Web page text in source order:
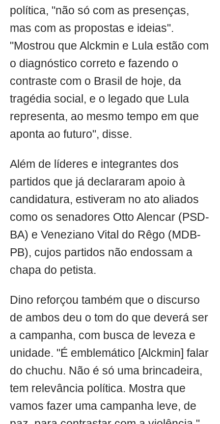
política, "não só com as presenças,
mas com as propostas e ideias".
"Mostrou que Alckmin e Lula estão com
o diagnóstico correto e fazendo o
contraste com o Brasil de hoje, da
tragédia social, e o legado que Lula
representa, ao mesmo tempo em que
aponta ao futuro", disse.
Além de líderes e integrantes dos
partidos que já declararam apoio à
candidatura, estiveram no ato aliados
como os senadores Otto Alencar (PSD-
BA) e Veneziano Vital do Rêgo (MDB-
PB), cujos partidos não endossam a
chapa do petista.
Dino reforçou também que o discurso
de ambos deu o tom do que deverá ser
a campanha, com busca de leveza e
unidade. "É emblemático [Alckmin] falar
do chuchu. Não é só uma brincadeira,
tem relevância política. Mostra que
vamos fazer uma campanha leve, de